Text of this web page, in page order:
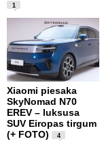
1
Xiaomi piesaka
SkyNomad N70
EREV – luksusa
SUV Eiropas tirgum
(+ FOTO)
4